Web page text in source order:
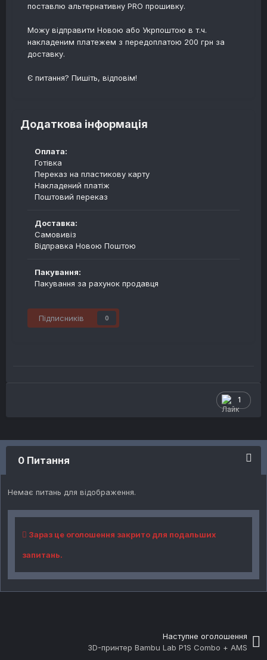
поставлю альтернативну PRO прошивку.
Можу відправити Новою або Укрпоштою в т.ч.
накладеним платежем з передоплатою 200 грн за
доставку.
Є питання? Пишіть, відповім!
Додаткова інформація
Оплата:
Готівка
Переказ на пластикову карту
Накладений платіж
Поштовий переказ
Доставка:
Самовивіз
Відправка Новою Поштою
Пакування:
Пакування за рахунок продавця
Підписників 0
1
0 Питання
Немає питань для відображення.
Зараз це оголошення закрито для подальших
запитань.
Наступне оголошення
3D-принтер Bambu Lab P1S Combo + AMS